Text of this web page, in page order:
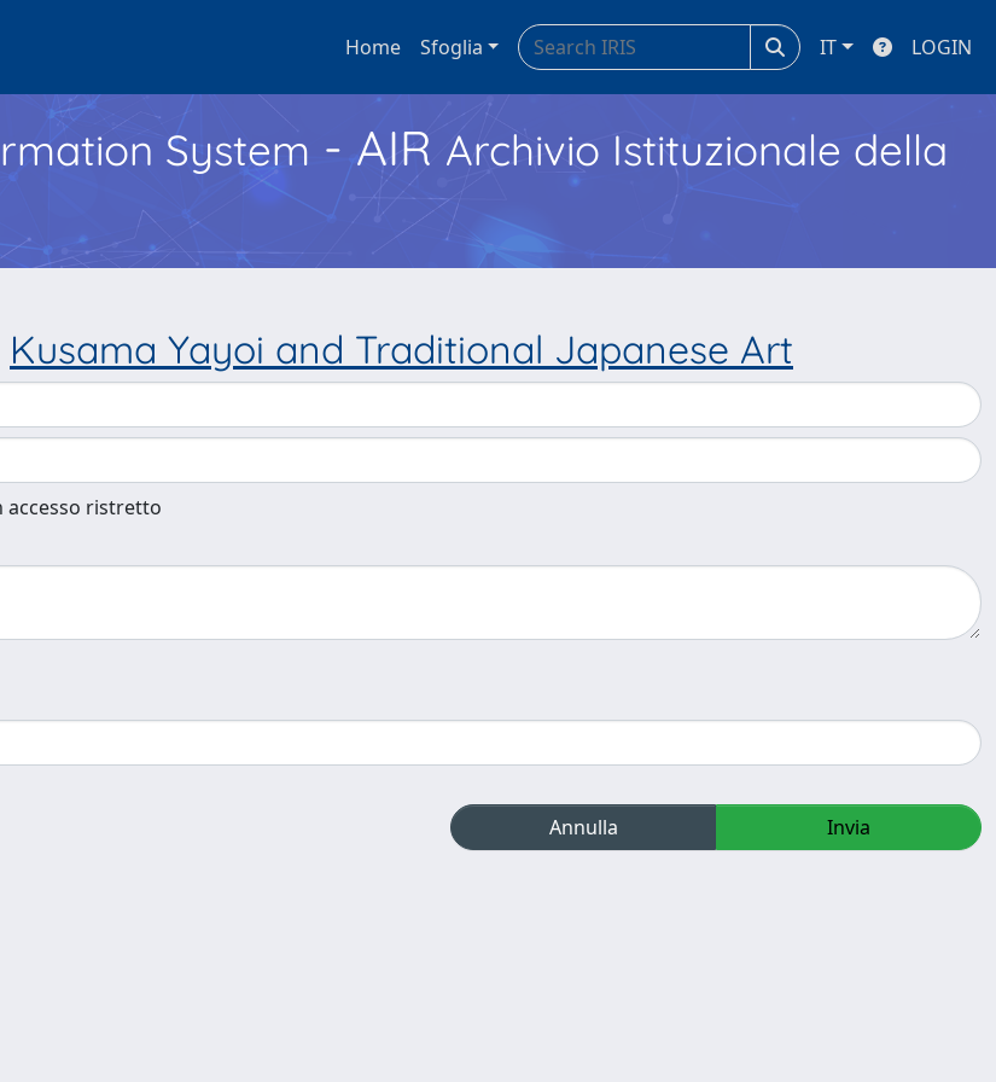
Home Sfoglia IT LOGIN
System - AIR Archivio Istituzionale della
Kusama Yayoi and Traditional Japanese Art
ristretto
Annulla Invia